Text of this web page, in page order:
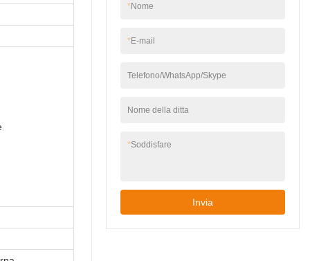
*Nome
*E-mail
Telefono/WhatsApp/Skype
Nome della ditta
*Soddisfare
Invia